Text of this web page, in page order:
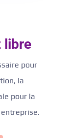
libre
pour
la
pour la